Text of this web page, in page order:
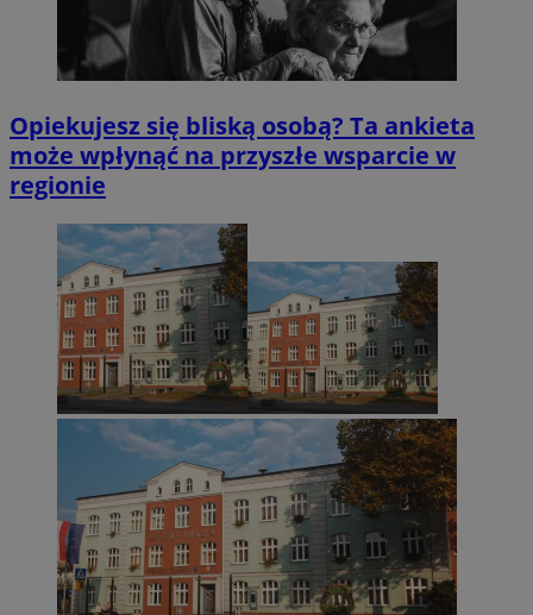
Opiekujesz się bliską osobą? Ta ankieta
może wpłynąć na przyszłe wsparcie w
regionie